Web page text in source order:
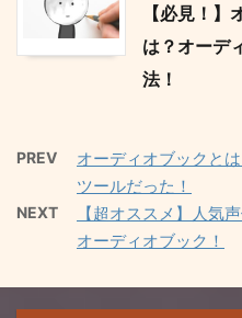
【必見！
は？オーデ
法！
PREV
オーディオブックと
ツールだった！
NEXT
【超オススメ】人気
オーディオブック！